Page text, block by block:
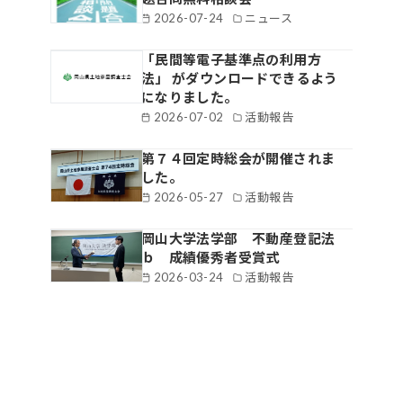
2026-07-24 ニュース
2026-07-02 活動報告
「民間等電子基準点の利用方
法」 がダウンロードできるよう
になりました。
2026-05-27 活動報告
第７４回定時総会が開催されま
した。
2026-03-24 活動報告
岡山大学法学部 不動産登記法
ｂ 成績優秀者受賞式